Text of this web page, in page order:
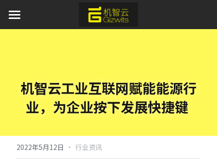
首页
平台软件
模组硬件
方案中心
AI离线语音识别解决方案
工业物联网
新闻资讯
机智云工业互联网赋能能源行
业，为企业按下发展快捷键
2022年5月12日 · 行业资讯